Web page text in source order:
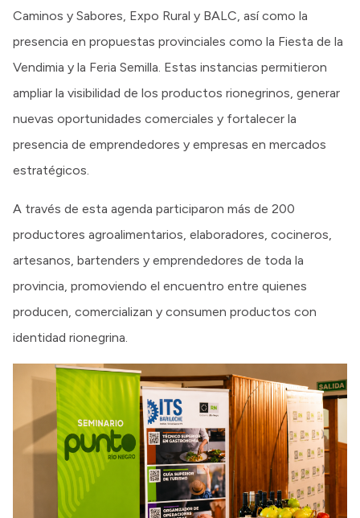
Caminos y Sabores, Expo Rural y BALC, así como la
presencia en propuestas provinciales como la Fiesta de la
Vendimia y la Feria Semilla. Estas instancias permitieron
ampliar la visibilidad de los productos rionegrinos, generar
nuevas oportunidades comerciales y fortalecer la
presencia de emprendedores y empresas en mercados
estratégicos.
A través de esta agenda participaron más de 200
productores agroalimentarios, elaboradores, cocineros,
artesanos, bartenders y emprendedores de toda la
provincia, promoviendo el encuentro entre quienes
producen, comercializan y consumen productos con
identidad rionegrina.